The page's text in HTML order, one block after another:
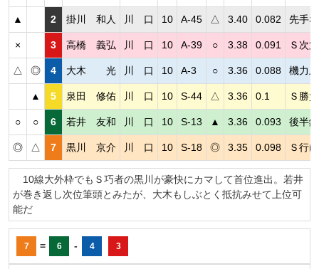
▲ 2 掛川 和人 川 口 10 A-45 △ 3.40 0.082 先手
× 3 高橋 義弘 川 口 10 A-39 ○ 3.38 0.091 Ｓ次
△ ◎ 4 大木 光 川 口 10 A-3 ○ 3.36 0.088 機力
▲ 5 泉田 修佑 川 口 10 S-44 △ 3.36 0.1 Ｓ勝
○ ○ 6 若井 友和 川 口 10 S-13 ▲ 3.36 0.093 後半
◎ △ 7 黒川 京介 川 口 10 S-18 ◎ 3.35 0.098 Ｓ行
10線大外枠でもＳ巧者の黒川が豪快にカマして首位進出。若井
が巻き返し次位筆頭とみたが、大木もしぶとく抵抗みせて上位可
能だ
7 = 6 - 4 3